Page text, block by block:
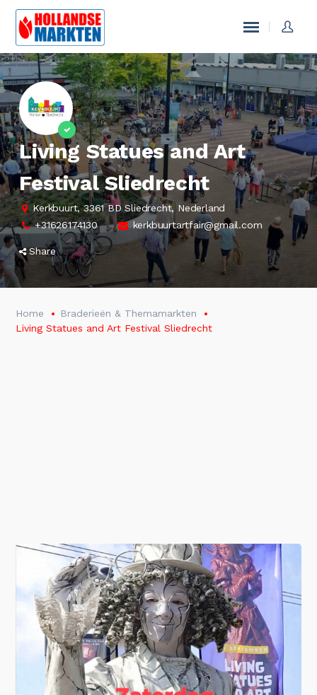
Living Statues and Art
Festival Sliedrecht
Kerkbuurt, 3361 BD Sliedrecht, Nederland
+31626174130
kerkbuurtartfair@gmail.com
Share
Home
Braderieën & Themamarkten
Living Statues and Art Festival Sliedrecht